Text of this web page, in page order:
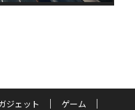
ジェット
ゲーム